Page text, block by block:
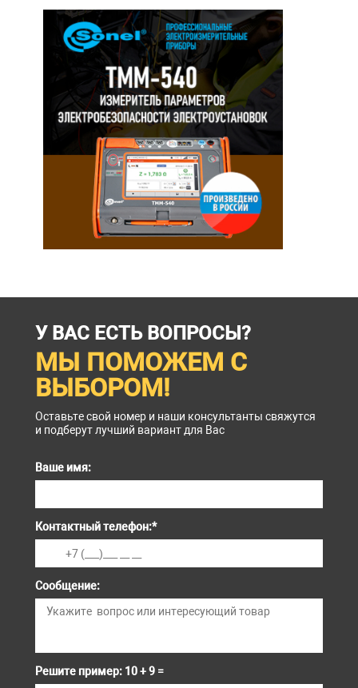
У ВАС ЕСТЬ ВОПРОСЫ?
МЫ ПОМОЖЕМ С
ВЫБОРОМ!
Оставьте свой номер и наши консультанты свяжутся
и подберут лучший вариант для Вас
Ваше имя:
Контактный телефон:*
Сообщение:
Решите пример: 10 + 9 =